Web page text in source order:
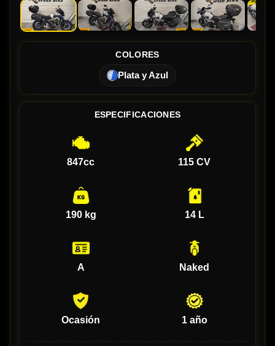
COLORES
Plata y Azul
ESPECIFICACIONES
847cc 115 CV
190 kg 14 L
A Naked
Ocasión 1 año